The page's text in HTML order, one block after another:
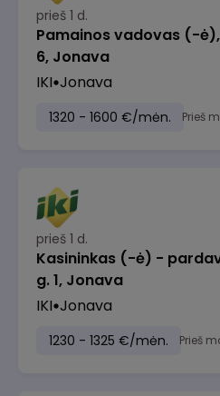
prieš 1 d.
Pamainos vadovas (-
6, Jonava
IKI Jonava
1320 - 1600 €/mėn. Prieš
prieš 1 d.
Kasininkas (-ė) -
g. 1, Jonava
IKI Jonava
1230 - 1325 €/mėn. Prieš